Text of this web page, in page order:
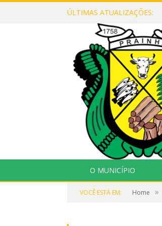
ÚLTIMAS ATUALIZAÇÕES:
O MUNICÍPIO
VOCÊ ESTÁ EM: Home »